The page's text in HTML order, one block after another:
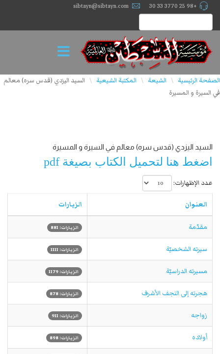
+98 25 3770 33 30
sibtayn@sibtayn.com
الصفحة الرئيسية \ الشيعة \ المكتبة الشيعية \ السيد اليزدي (قدس سره) معالم
في السيرة و المسيرة
السيد اليزدي (قدس سره) معالم في السيرة و المسيرة
اضغط هنا لتحميل الكتاب بصيغة pdf
عدد الإظهارات:
العنوان الزيارات
مقدّمة الزيارات: 881
سيرته الشخصيّة الزيارات: 1111
مسيرته الدراسيّة الزيارات: 1179
هجرته إلى النجف الأشرف الزيارات: 878
زواجه الزيارات: 911
أولاده الزيارات: 898